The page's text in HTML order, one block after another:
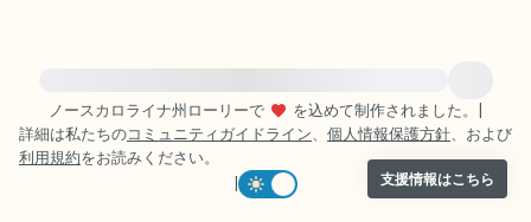
ノースカロライナ州ローリーで
を込めて制作されました。
詳細は私たちのコミュニティガイドライン、 個人情報保護方針、および
利用規約をお読みください。
支援情報はこちら